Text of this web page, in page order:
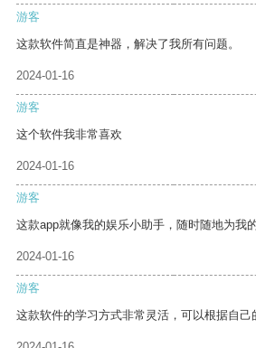
游客
这款软件简直是神器，解决了我所有问题。
2024-01-16
游客
这个软件我非常喜欢
2024-01-16
游客
这款app就像我的娱乐小助手，随时随地为我
2024-01-16
游客
这款软件的学习方式非常灵活，可以根据自己